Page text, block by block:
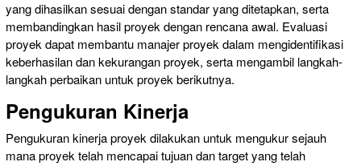
yang dihasilkan sesuai dengan standar yang ditetapkan, serta
membandingkan hasil proyek dengan rencana awal. Evaluasi
proyek dapat membantu manajer proyek dalam mengidentifikasi
keberhasilan dan kekurangan proyek, serta mengambil langkah-
langkah perbaikan untuk proyek berikutnya.
Pengukuran Kinerja
Pengukuran kinerja proyek dilakukan untuk mengukur sejauh
mana proyek telah mencapai tujuan dan target yang telah